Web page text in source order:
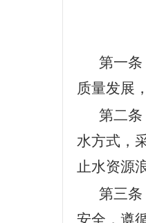
第一条
质量发展
第二
水方式，
止水资源
第三
安全，遵